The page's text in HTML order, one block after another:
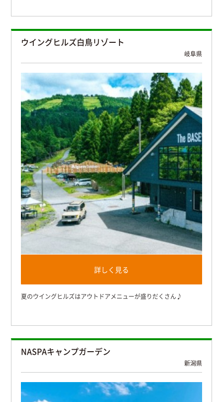
ウイングヒルズ白鳥リゾート
岐阜県
詳しく見る
夏のウイングヒルズはアウトドアメニューが盛りだくさん♪
NASPAキャンプガーデン
新潟県